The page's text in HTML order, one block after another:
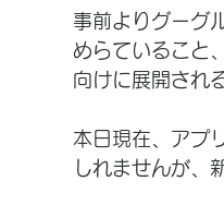
事前よりグーグ
めらていること
向けに展開され
本日現在、アプ
しれませんが、